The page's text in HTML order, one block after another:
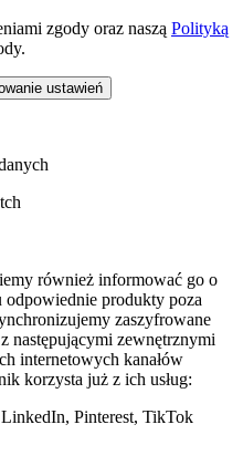
zgody oraz naszą Polityką
ustawień
również informować go o
produkty poza
zaszyfrowane
następującymi zewnętrznymi
internetowych kanałów
korzysta już z ich usług:
Pinterest, TikTok